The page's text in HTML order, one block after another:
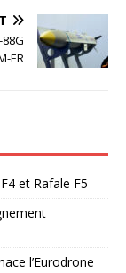
ER
et Rafale F5
l’Eurodrone